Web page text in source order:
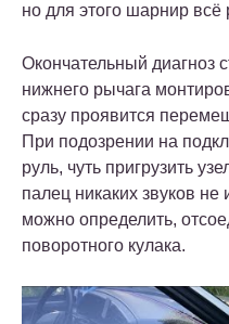
но для этого шарнир всё
Окончательный диагноз
нижнего рычага
сразу проявится
При подозрении на
руль, чуть пригрузить
палец никаких звуков не
можно определить,
поворотного кулака.